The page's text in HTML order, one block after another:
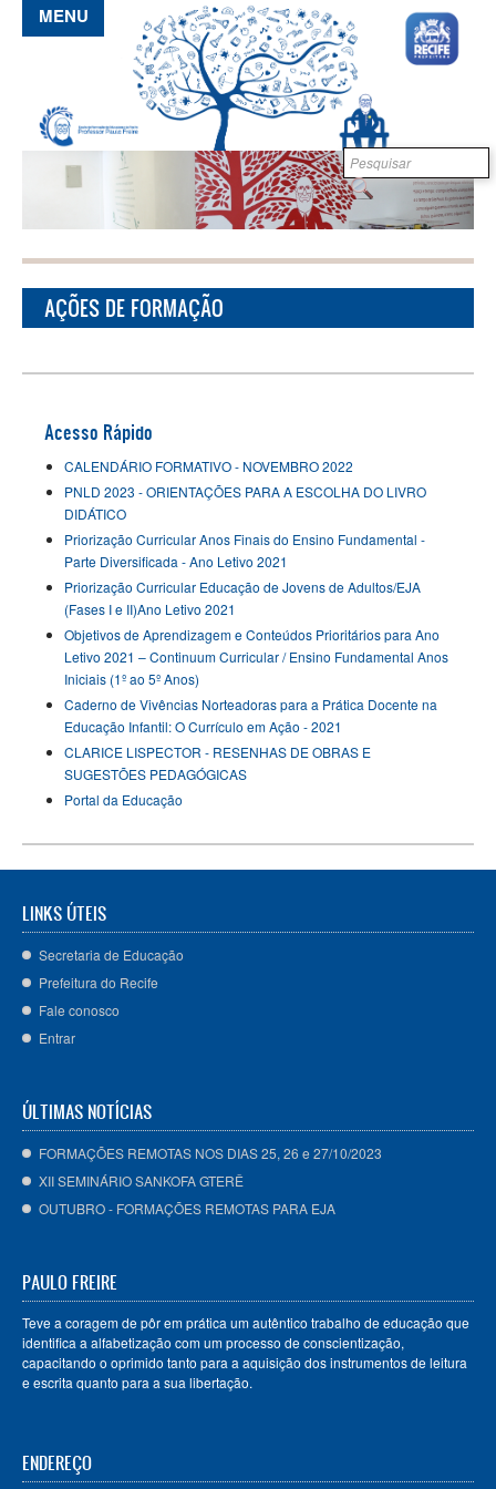
Pular para o conteúdo principal
Formulário de
busca
MENU
AÇÕES DE FORMAÇÃO
Acesso Rápido
CALENDÁRIO FORMATIVO - NOVEMBRO 2022
PNLD 2023 - ORIENTAÇÕES PARA A ESCOLHA DO LIVRO
DIDÁTICO
Priorização Curricular Anos Finais do Ensino Fundamental -
Parte Diversificada - Ano Letivo 2021
Priorização Curricular Educação de Jovens de Adultos/EJA
(Fases I e II)Ano Letivo 2021
Objetivos de Aprendizagem e Conteúdos Prioritários para Ano
Letivo 2021 – Continuum Curricular / Ensino Fundamental Anos
Iniciais (1º ao 5º Anos)
Caderno de Vivências Norteadoras para a Prática Docente na
Educação Infantil: O Currículo em Ação - 2021
CLARICE LISPECTOR - RESENHAS DE OBRAS E
SUGESTÕES PEDAGÓGICAS
Portal da Educação
LINKS ÚTEIS
Secretaria de Educação
Prefeitura do Recife
Fale conosco
Entrar
ÚLTIMAS NOTÍCIAS
FORMAÇÕES REMOTAS NOS DIAS 25, 26 e 27/10/2023
XII SEMINÁRIO SANKOFA GTERÊ
OUTUBRO - FORMAÇÕES REMOTAS PARA EJA
PAULO FREIRE
Teve a coragem de pôr em prática um autêntico trabalho de educação que
identifica a alfabetização com um processo de conscientização,
capacitando o oprimido tanto para a aquisição dos instrumentos de leitura
e escrita quanto para a sua libertação.
ENDEREÇO